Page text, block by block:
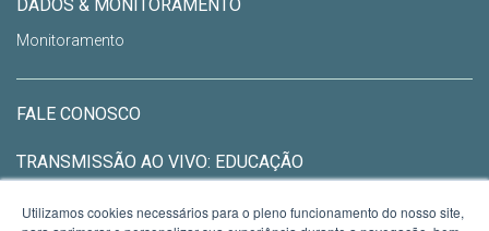
DADOS & MONITORAMENTO
Monitoramento
FALE CONOSCO
TRANSMISSÃO AO VIVO: EDUCAÇÃO
Utilizamos cookies necessários para o pleno funcionamento do nosso site,